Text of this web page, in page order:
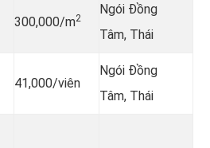
300,000/m2
Ngói Đồng
Tâm, Thái
41,000/viên
Ngói Đồng
Tâm, Thái